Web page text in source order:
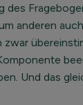
anderen
Und das